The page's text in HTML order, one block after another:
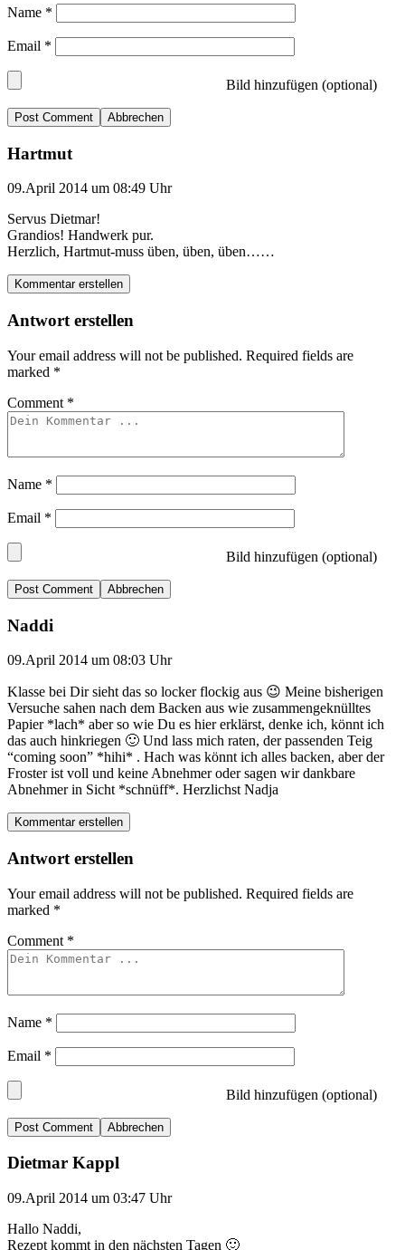
Name *
Email *
Bild hinzufügen (optional)
Abbrechen
Hartmut
09.April 2014 um 08:49 Uhr
Servus Dietmar!
Grandios! Handwerk pur.
Herzlich, Hartmut-muss üben, üben, üben……
Kommentar erstellen
Antwort erstellen
Your email address will not be published. Required fields are
marked *
Comment *
Name *
Email *
Bild hinzufügen (optional)
Abbrechen
Naddi
09.April 2014 um 08:03 Uhr
Klasse bei Dir sieht das so locker flockig aus 😉 Meine bisherigen
Versuche sahen nach dem Backen aus wie zusammengeknülltes
Papier *lach* aber so wie Du es hier erklärst, denke ich, könnt ich
das auch hinkriegen 🙂 Und lass mich raten, der passenden Teig
“coming soon” *hihi* . Hach was könnt ich alles backen, aber der
Froster ist voll und keine Abnehmer oder sagen wir dankbare
Abnehmer in Sicht *schnüff*. Herzlichst Nadja
Kommentar erstellen
Antwort erstellen
Your email address will not be published. Required fields are
marked *
Comment *
Name *
Email *
Bild hinzufügen (optional)
Abbrechen
Dietmar Kappl
09.April 2014 um 03:47 Uhr
Hallo Naddi,
Rezept kommt in den nächsten Tagen 🙂